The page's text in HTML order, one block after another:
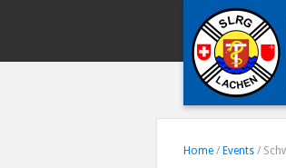
Home / Events /